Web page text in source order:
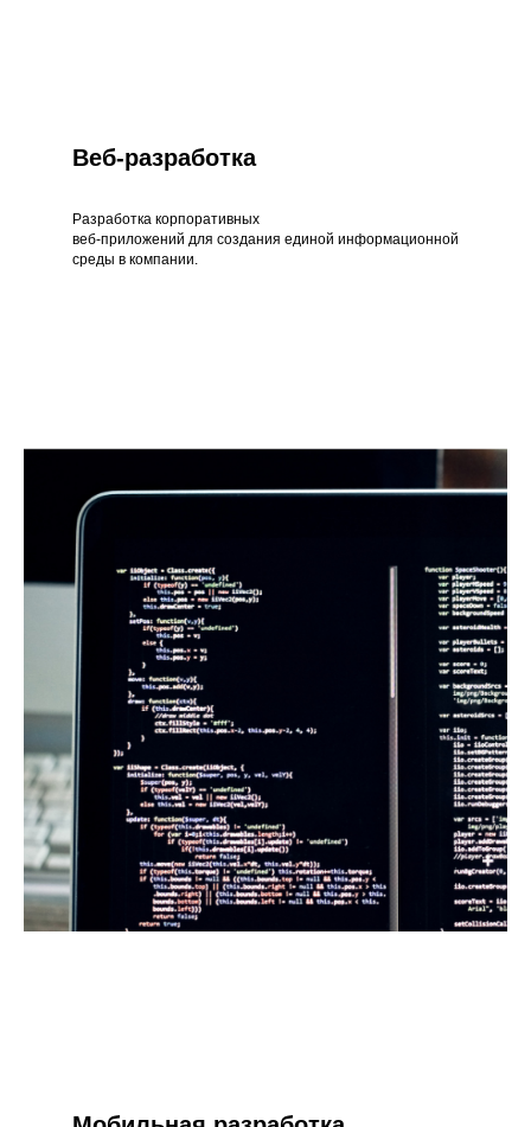
Веб-разработка
Разработка корпоративных
веб-приложений для создания единой информационной
среды в компании.